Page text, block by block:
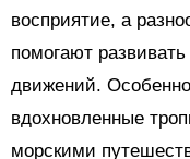
восприятие, а
помогают
движений.
вдохновленные
морскими